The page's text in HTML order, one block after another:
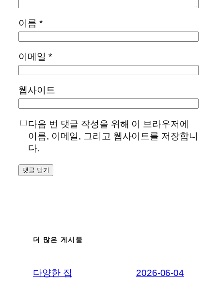
이름 *
이메일 *
웹사이트
다음 번 댓글 작성을 위해 이 브라우저에
이름, 이메일, 그리고 웹사이트를 저장합니
다.
더 많은 게시물
다양한 집 2026-06-04